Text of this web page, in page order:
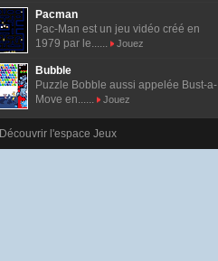
Pacman
Pac-Man est un jeu vidéo créé en
1979 par le......
Jouez
Bubble
Puzzle Bobble aussi appelée Bust-a-
Move en......
Jouez
Découvrir l'espace Jeux